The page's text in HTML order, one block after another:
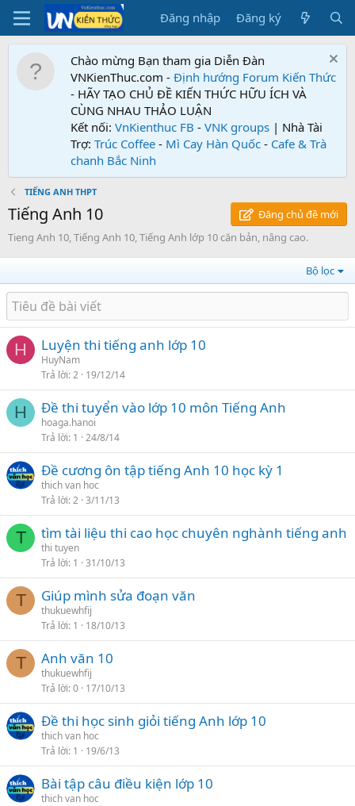
Đăng nhập Đăng ký
Chào mừng Bạn tham gia Diễn Đàn
VNKienThuc.com - Định hướng Forum Kiến Thức
- HÃY TẠO CHỦ ĐỀ KIẾN THỨC HỮU ÍCH VÀ
CÙNG NHAU THẢO LUẬN
Kết nối: VnKienthuc FB - VNK groups | Nhà Tài
Trợ: Trúc Coffee - Mì Cay Hàn Quốc - Cafe & Trà
chanh Bắc Ninh
TIẾNG ANH THPT
Tiếng Anh 10
Đăng chủ đề mới
Tieng Anh 10, Tiếng Anh 10, Tiếng Anh lớp 10 căn bản, nâng cao.
Bộ lọc
H Luyện thi tiếng anh lớp 10
HuyNam
Trả lời 2 19/12/14
H Đề thi tuyển vào lớp 10 môn Tiếng Anh
hoaga.hanoi
Trả lời 1 24/8/14
Đề cương ôn tập tiếng Anh 10 học kỳ 1
thich van hoc
Trả lời 2 3/11/13
T tìm tài liệu thi cao học chuyên nghành tiếng anh
thi tuyen
Trả lời 1 31/10/13
T Giúp mình sửa đoạn văn
thukuewhfij
Trả lời 1 18/10/13
T Anh văn 10
thukuewhfij
Trả lời 0 17/10/13
Đề thi học sinh giỏi tiếng Anh lớp 10
thich van hoc
Trả lời 1 19/6/13
Bài tập câu điều kiện lớp 10
thich van hoc